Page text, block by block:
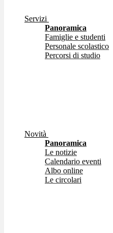
Servizi
Panoramica
Famiglie e studenti
Personale scolastico
Percorsi di studio
Novità
Panoramica
Le notizie
Calendario eventi
Albo online
Le circolari